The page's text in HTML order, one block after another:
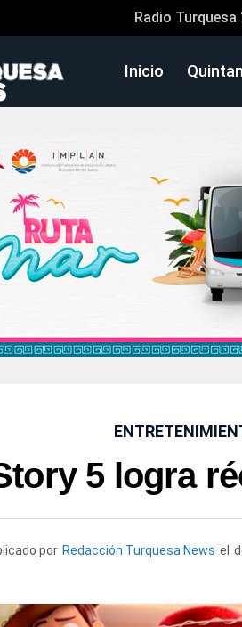
Radio Turquesa
Inicio
5 logra
por Redacción Turquesa News el